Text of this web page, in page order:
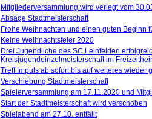
Mitgliederversammlung wird verlegt vom
Absage Stadtmeisterschaft
Frohe Weihnachten und einen guten Beginn
Keine Weihnachtsfeier 2020
Drei Jugendliche des SC Leinfelden
Kreisjugendeinzelmeisterschaft im
Treff Impuls ab sofort bis auf weiteres wieder
Verschiebung Stadtmeisterschaft
Spielerversammlung am 17.11.2020 und
Start der Stadtmeisterschaft wird verschoben
Spielabend am 27.10. entfällt